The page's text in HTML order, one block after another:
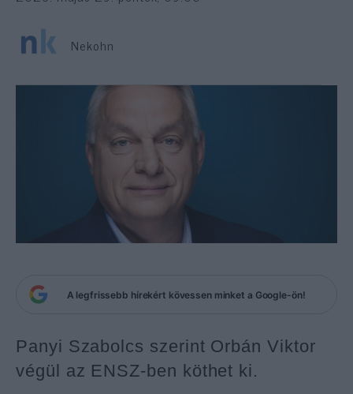
Nekohn
A legfrissebb hírekért kövessen minket a Google-ön!
Panyi Szabolcs szerint Orbán Viktor
végül az ENSZ-ben köthet ki.